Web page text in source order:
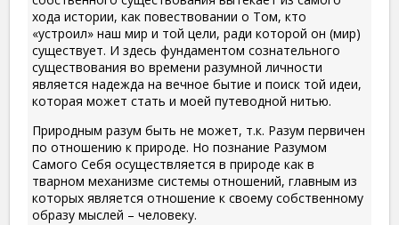
хода истории, как повествовании о Том, кто
«устроил» наш мир и той цели, ради которой он (мир)
существует. И здесь фундаментом сознательного
существования во времени разумной личности
является надежда на вечное бытие и поиск той идеи,
которая может стать и моей путеводной нитью.
Природным разум быть не может, т.к. Разум первичен
по отношению к природе. Но познание Разумом
Самого Себя осуществляется в природе как в
тварном механизме системы отношений, главным из
которых является отношение к своему собственному
образу мыслей – человеку.